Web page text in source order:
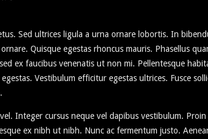
Sed ultrices ligula a urna ornare lobortis. In
Quisque egestas rhoncus mauris. Phasellus
ex faucibus venenatis ut non mi. Pellentesque
Vestibulum efficitur egestas ultrices. Fusce
Integer cursus neque vel dapibus vestibulum.
ex nibh ut nibh. Nunc ac fermentum justo.